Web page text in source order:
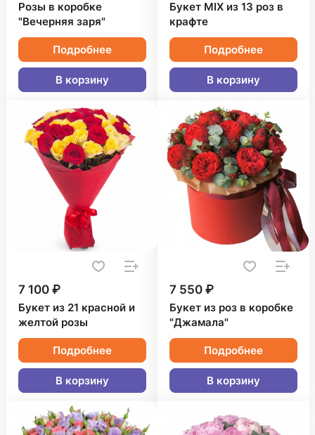
Розы в коробке
"Вечерняя заря"
Подробнее
В корзину
Букет MIX из 13 роз в
крафте
Подробнее
В корзину
7 100 ₽
Букет из 21 красной и
желтой розы
Подробнее
В корзину
7 550 ₽
Букет из роз в коробке
"Джамала"
Подробнее
В корзину